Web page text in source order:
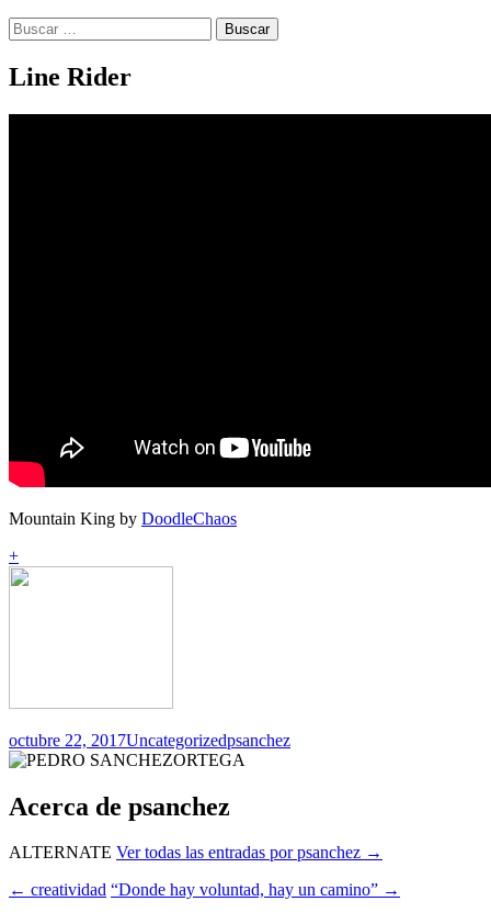
Buscar:
Line Rider
Mountain King by DoodleChaos
+
octubre 22, 2017Uncategorizedpsanchez
Acerca de psanchez
ALTERNATE Ver todas las entradas por psanchez →
Navegación
← creatividad “Donde hay voluntad, hay un camino” →